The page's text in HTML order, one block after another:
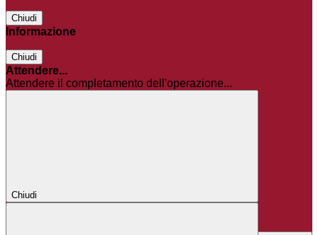
Chiudi
Informazione
Chiudi
Attendere...
Attendere il completamento dell'operazione...
Chiudi